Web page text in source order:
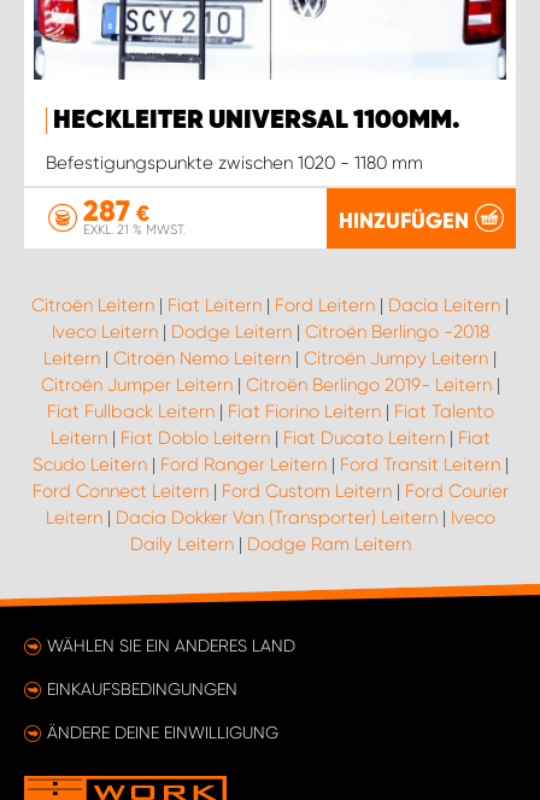
HECKLEITER UNIVERSAL 1100MM.
Befestigungspunkte zwischen 1020 - 1180 mm
287 €
EXKL. 21 % MWST. HINZUFÜGEN
Citroën Leitern | Fiat Leitern | Ford Leitern | Dacia Leitern |
Iveco Leitern| Dodge Leitern| Citroën Berlingo -2018
Leitern | Citroën Nemo Leitern | Citroën Jumpy Leitern |
Citroën Jumper Leitern| Citroën Berlingo 2019- Leitern|
Fiat Fullback Leitern| Fiat Fiorino Leitern| Fiat Talento
Leitern| Fiat Doblo Leitern| Fiat Ducato Leitern| Fiat
Scudo Leitern| Ford Ranger Leitern| Ford Transit Leitern|
Ford Connect Leitern| Ford Custom Leitern| Ford Courier
Leitern| Dacia Dokker Van (Transporter) Leitern| Iveco
Daily Leitern| Dodge Ram Leitern
WÄHLEN SIE EIN ANDERES LAND
EINKAUFSBEDINGUNGEN
ÄNDERE DEINE EINWILLIGUNG